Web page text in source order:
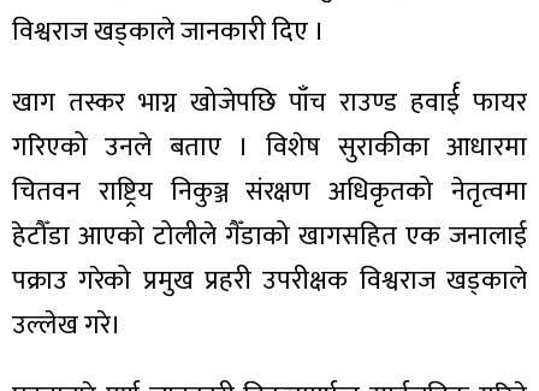
विश्वराज खड्काले जानकारी दिए ।
खाग तस्कर भाग्न खोजेपछि पाँच राउण्ड हवार्ई फायर
गरिएको उनले बताए । विशेष सुराकीका आधारमा
चितवन राष्ट्रिय निकुञ्ज संरक्षण अधिकृतको नेतृत्वमा
हेटौँडा आएको टोलीले गैँडाको खागसहित एक जनालाई
पक्राउ गरेको प्रमुख प्रहरी उपरीक्षक विश्वराज खड्काले
उल्लेख गरे।